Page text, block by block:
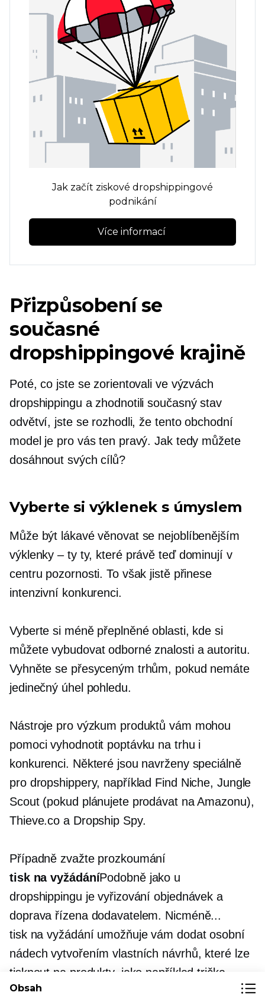
Jak začít ziskové dropshippingové
podnikání
Více informací
Přizpůsobení se
současné
dropshippingové krajině
Poté, co jste se zorientovali ve výzvách
dropshippingu a zhodnotili současný stav
odvětví, jste se rozhodli, že tento obchodní
model je pro vás ten pravý. Jak tedy můžete
dosáhnout svých cílů?
Vyberte si výklenek s úmyslem
Může být lákavé věnovat se nejoblíbenějším
výklenky – tyty, které právě teď dominují v
centru pozornosti. To však jistě přinese
intenzivní konkurenci.
Vyberte si méně přeplněné oblasti, kde si
můžete vybudovat odborné znalosti a autoritu.
Vyhněte se přesyceným trhům, pokud nemáte
jedinečný úhel pohledu.
Nástroje pro výzkum produktů vám mohou
pomoci vyhodnotit poptávku na trhu i
konkurenci. Některé jsou navrženy speciálně
pro dropshippery, například Find Niche, Jungle
Scout (pokud plánujete prodávat na Amazonu),
Thieve.co a Dropship Spy.
Případně zvažte prozkoumání
tisk na vyžádáníPodobně jako u
dropshippingu je vyřizování objednávek a
doprava řízena dodavatelem. Nicméně...
tisk na vyžádáníumožňuje vám dodat osobní
nádech vytvořením vlastních návrhů, které lze
tisknout na produkty, jako napříkladtrička,
hrnky, pouzdra na telefon a další. Nabídka
Obsah